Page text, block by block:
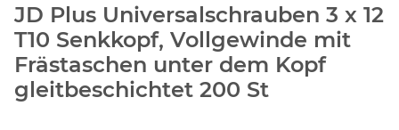
JD Plus Universalschrauben 3 x 12
T10 Senkkopf, Vollgewinde mit
Frästaschen unter dem Kopf
gleitbeschichtet 200 St